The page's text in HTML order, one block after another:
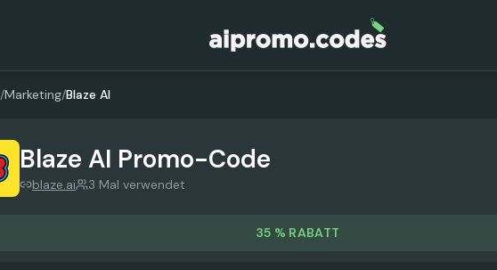
/Marketing/Blaze AI
Blaze AI Promo-Code
blaze.ai 3 Mal verwendet
35 % RABATT